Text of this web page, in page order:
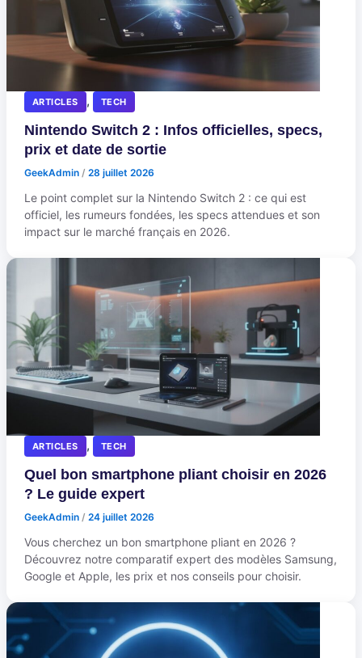
ARTICLES , TECH
Nintendo Switch 2 : Infos officielles, specs,
prix et date de sortie
GeekAdmin / 28 juillet 2026
Le point complet sur la Nintendo Switch 2 : ce qui est
officiel, les rumeurs fondées, les specs attendues et son
impact sur le marché français en 2026.
ARTICLES , TECH
Quel bon smartphone pliant choisir en 2026
? Le guide expert
GeekAdmin / 24 juillet 2026
Vous cherchez un bon smartphone pliant en 2026 ?
Découvrez notre comparatif expert des modèles Samsung,
Google et Apple, les prix et nos conseils pour choisir.